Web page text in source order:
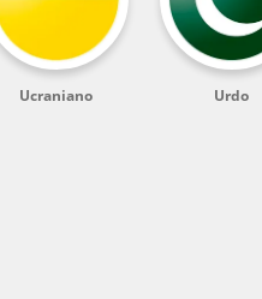
Ucraniano Urdo